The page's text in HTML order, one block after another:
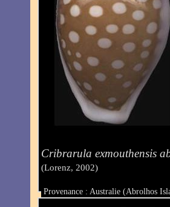
Cribrarula exmouthensis
(Lorenz, 2002)
Provenance : Australie (Abrolhos
Taille : 28.1 mm